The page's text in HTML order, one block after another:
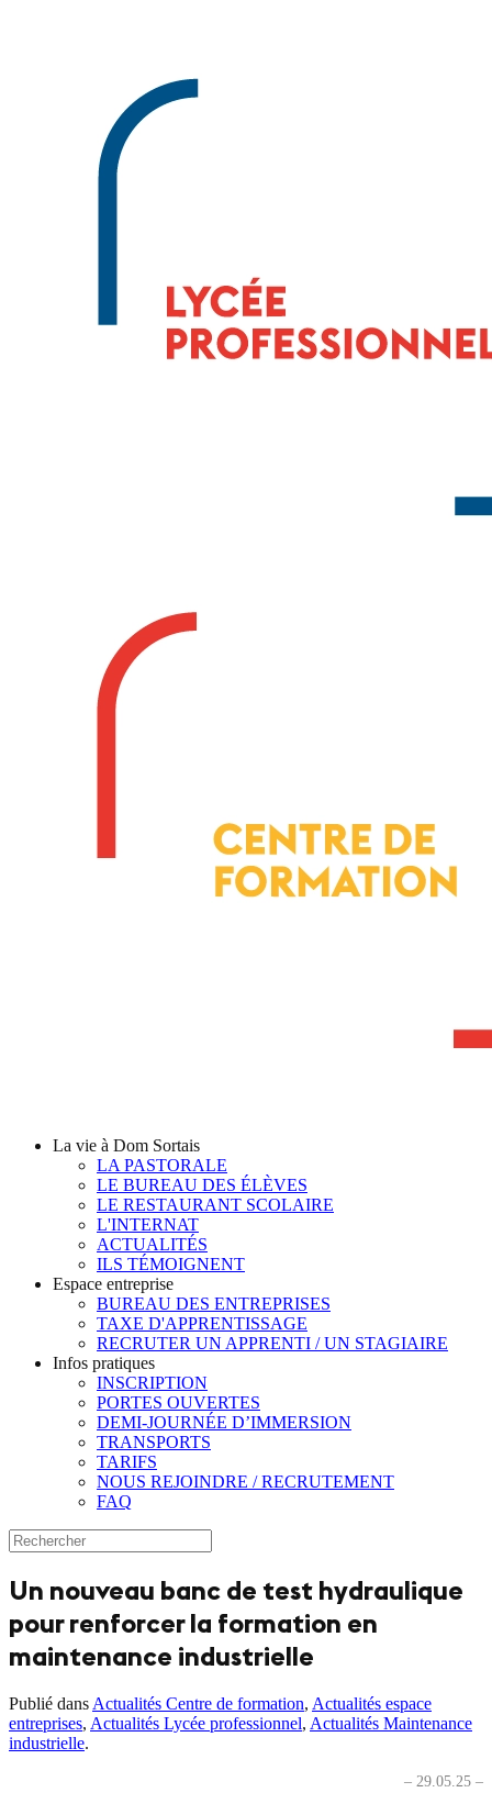
La vie à Dom Sortais
LA PASTORALE
LE BUREAU DES ÉLÈVES
LE RESTAURANT SCOLAIRE
L'INTERNAT
ACTUALITÉS
ILS TÉMOIGNENT
Espace entreprise
BUREAU DES ENTREPRISES
TAXE D'APPRENTISSAGE
RECRUTER UN APPRENTI / UN STAGIAIRE
Infos pratiques
INSCRIPTION
PORTES OUVERTES
DEMI-JOURNÉE D’IMMERSION
TRANSPORTS
TARIFS
NOUS REJOINDRE / RECRUTEMENT
FAQ
Un nouveau banc de test hydraulique
pour renforcer la formation en
maintenance industrielle
Publié dans Actualités Centre de formation, Actualités espace
entreprises, Actualités Lycée professionnel, Actualités Maintenance
industrielle.
– 29.05.25 –